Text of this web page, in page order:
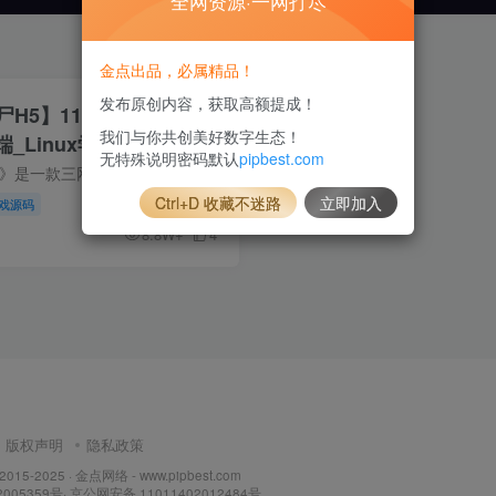
H5】11月28收集整理
_Linux学习手工端_三
_带详细搭建教程_附
《双人合作打僵尸H5》是一款三网竞技射击H5游戏。资源11月28日收集整理，提供Windows一键端和Linux学习手工端，含详细教程并附赠源码。
源码
8.8W+ 4
版权声明 隐私政策
2025 · 金点网络 - www.pipbest.com
号· 京公网安备 11011402012484号
金点出品，必属精品！
发布原创内容，获取高额提成！
我们与你共创美好数字生态！
无特殊说明密码默认pipbest.com
Ctrl+D 收藏不迷路 立即加入